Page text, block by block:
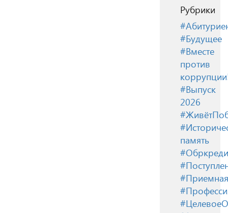
Рубрики
#Будущее
#Вместе
против
#Выпуск
2026
память